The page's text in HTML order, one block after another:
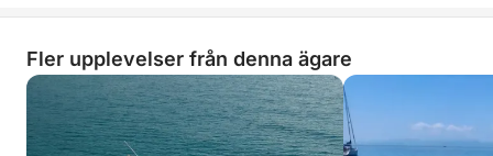
Fler upplevelser från denna ägare